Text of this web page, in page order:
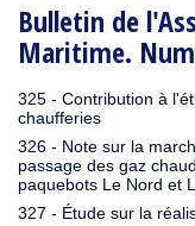
Bulletin de
Maritime.
325 - Contribution à
chaufferies
326 - Note sur la
passage des gaz
paquebots Le Nord et
327 - Étude sur la